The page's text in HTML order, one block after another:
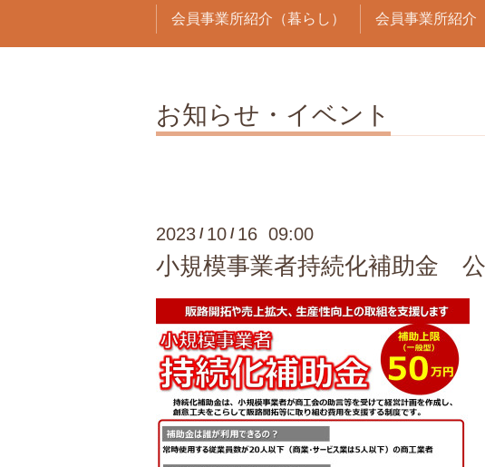
会員事業所紹介（暮らし） 会員事業所紹介
お知らせ・イベント
2023 / 10 / 16 09:00
小規模事業者持続化補助金 公